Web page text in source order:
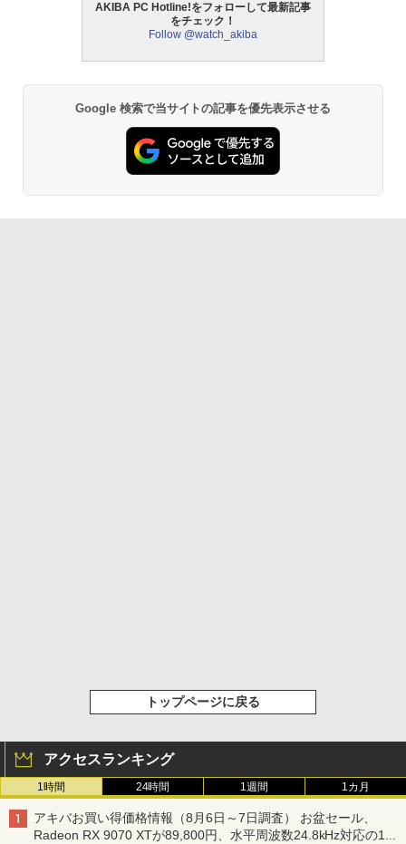
AKIBA PC Hotline!をフォローして最新記事
をチェック！
Follow @watch_akiba
Google 検索で当サイトの記事を優先表示させる
トップページに戻る
アクセスランキング
1時間 24時間 1週間 1カ月
アキバお買い得価格情報（8月6日～7日調査） お盆セール、
Radeon RX 9070 XTが89,800円、水平周波数24.8kHz対応の17